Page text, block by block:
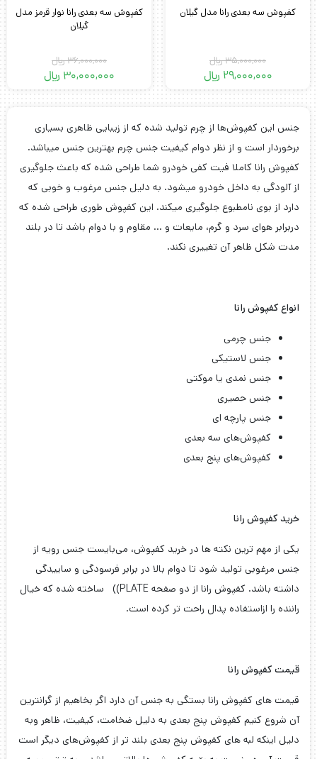
کفپوش سه بعدی رانا مدل گیلان
35,000,000﷼
29,000,000 ﷼
کفپوش سه بعدی رانا نوار قرمز مدل
گیلان
36,000,000﷼
قیمت
36,000,000 ﷼
30,000,000 ﷼
قیمت
30,000,000 ﷼
جنس این کفپوش‌ها از چرم تولید شده که از زیبایی ظاهری بسیاری
برخوردار است و از نظر دوام کیفیت جنس چرم بهترین جنس میباشد.
کفپوش رانا کاملا فیت کفی خودرو شما طراحی شده که باعث جلوگیری
از آلودگی به داخل خودرو میشود. به دلیل جنس مرغوب و خوبی که
دارد از بوی نامطبوع جلوگیری میکند. این کفپوش طوری طراحی شده که
دربرابر هوای سرد و گرم، مایعات و … مقاوم و با دوام باشد تا در بلند
مدت شکل ظاهر آن تغییری نکند.
انواع کفپوش رانا
جنس چرمی
جنس لاستیکی
جنس نمدی یا موکتی
جنس حصیری
جنس پارچه ای
کفپوش‌های سه بعدی
کفپوش‌های پنج بعدی
خرید کفپوش رانا
یکی از مهم ترین نکته ها در خرید کفپوش، می‌بایست جنس رویه از
جنس مرغوبی تولید شود تا دوام بالا در برابر فرسودگی و ساییدگی
داشته باشد. کفپوش رانا از دو صفحه PLATE)) ساخته شده که خیال
راننده را ازاستفاده پدال راحت تر کرده است.
قیمت کفپوش رانا
قیمت های کفپوش رانا بستگی به جنس آن دارد اگر بخاهیم از گرانترین
آن شروع کنیم کفپوش پنج بعدی به دلیل ضخامت، کیفیت، ظاهر وبه
دلیل اینکه لبه های کفپوش پنج بعدی بلند تر از کفپوش‌های دیگر است